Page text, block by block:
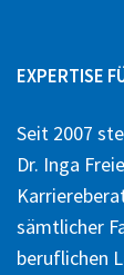
EXPERTISE
Seit 2007
Dr. Inga
sämtlicher
beruflichen